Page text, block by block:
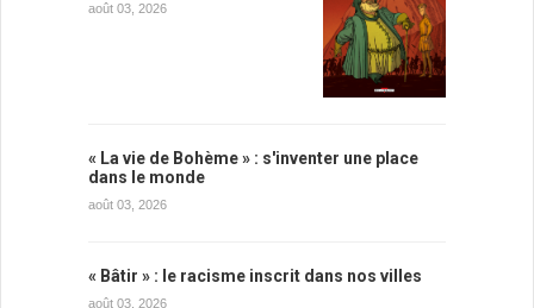
août 03, 2026
« La vie de Bohème » : s'inventer une place
dans le monde
août 03, 2026
« Bâtir » : le racisme inscrit dans nos villes
août 03, 2026